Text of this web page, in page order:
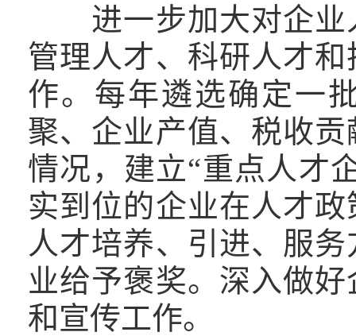
进一步加大对企业
管理人才、科研人才
作。每年遴选确定一
聚、企业产值、税收
情况，建立“重点人才
实到位的企业在人才
人才培养、引进、服
业给予褒奖。深入做
和宣传工作。